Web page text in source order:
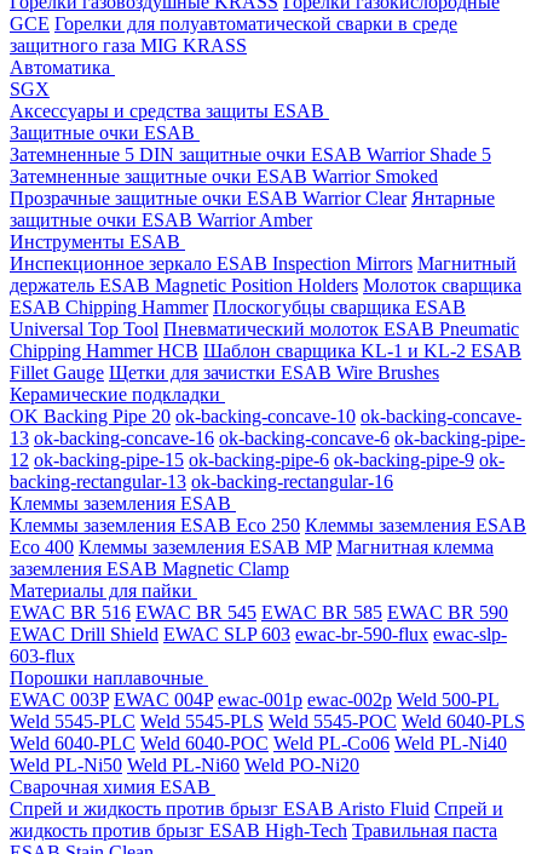
GCE Горелки для полуавтоматической сварки в среде
защитного газа MIG KRASS
Автоматика
SGX
Аксессуары и средства защиты ESAB
Защитные очки ESAB
Затемненные 5 DIN защитные очки ESAB Warrior Shade 5
Затемненные защитные очки ESAB Warrior Smoked
Прозрачные защитные очки ESAB Warrior Clear Янтарные
защитные очки ESAB Warrior Amber
Инструменты ESAB
Инспекционное зеркало ESAB Inspection Mirrors Магнитный
держатель ESAB Magnetic Position Holders Молоток сварщика
ESAB Chipping Hammer Плоскогубцы сварщика ESAB
Universal Top Tool Пневматический молоток ESAB Pneumatic
Chipping Hammer HCB Шаблон сварщика KL-1 и KL-2 ESAB
Fillet Gauge Щетки для зачистки ESAB Wire Brushes
Керамические подкладки
OK Backing Pipe 20 ok-backing-concave-10 ok-backing-concave-
13 ok-backing-concave-16 ok-backing-concave-6 ok-backing-pipe-
12 ok-backing-pipe-15 ok-backing-pipe-6 ok-backing-pipe-9 ok-
backing-rectangular-13 ok-backing-rectangular-16
Клеммы заземления ESAB
Клеммы заземления ESAB Eco 250 Клеммы заземления ESAB
Eco 400 Клеммы заземления ESAB MP Магнитная клемма
заземления ESAB Magnetic Clamp
Материалы для пайки
EWAC BR 516 EWAC BR 545 EWAC BR 585 EWAC BR 590
EWAC Drill Shield EWAC SLP 603 ewac-br-590-flux ewac-slp-
603-flux
Порошки наплавочные
EWAC 003P EWAC 004P ewac-001p ewac-002p Weld 500-PL
Weld 5545-PLC Weld 5545-PLS Weld 5545-POC Weld 6040-PLS
Weld 6040-PLС Weld 6040-POC Weld PL-Co06 Weld PL-Ni40
Weld PL-Ni50 Weld PL-Ni60 Weld PO-Ni20
Сварочная химия ESAB
Спрей и жидкость против брызг ESAB Aristo Fluid Спрей и
жидкость против брызг ESAB High-Tech Травильная паста